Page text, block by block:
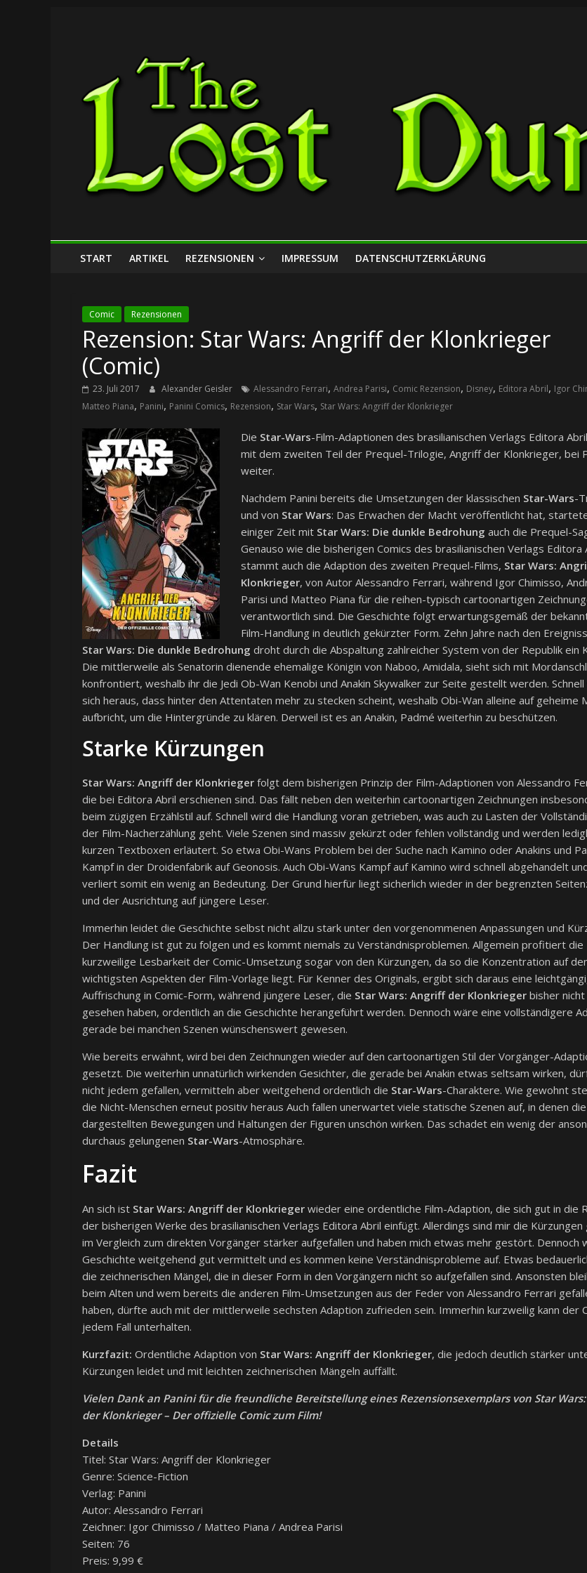
Lost
Dungeon
START ARTIKEL REZENSIONEN IMPRESSUM DATENSCHUTZERKLÄRUNG
Comic Rezensionen
Rezension: Star Wars: Angriff der Klonkrieger
(Comic)
23. Juli 2017 Alexander Geisler Alessandro Ferrari, Andrea Parisi, Comic Rezension, Disney, Editora Abril, Igor
Matteo Piana, Panini, Panini Comics, Rezension, Star Wars, Star Wars: Angriff der Klonkrieger
Die Star-Wars-Film-Adaptionen des brasilianischen Verlags Editora
mit dem zweiten Teil der Prequel-Trilogie, Angriff der Klonkrieger, bei
weiter.
Nachdem Panini bereits die Umsetzungen der klassischen Star-Wars-
und von Star Wars: Das Erwachen der Macht veröffentlicht hat,
einiger Zeit mit Star Wars: Die dunkle Bedrohung auch die Prequel-
Genauso wie die bisherigen Comics des brasilianischen Verlags Editora
stammt auch die Adaption des zweiten Prequel-Films, Star Wars:
Klonkrieger, von Autor Alessandro Ferrari, während Igor Chimisso,
Parisi und Matteo Piana für die reihen-typisch cartoonartigen
verantwortlich sind. Die Geschichte folgt erwartungsgemäß der
Film-Handlung in deutlich gekürzter Form. Zehn Jahre nach den
Star Wars: Die dunkle Bedrohung droht durch die Abspaltung zahlreicher System von der Republik ein
Die mittlerweile als Senatorin dienende ehemalige Königin von Naboo, Amidala, sieht sich mit
konfrontiert, weshalb ihr die Jedi Ob-Wan Kenobi und Anakin Skywalker zur Seite gestellt werden.
sich heraus, dass hinter den Attentaten mehr zu stecken scheint, weshalb Obi-Wan alleine auf geheime
aufbricht, um die Hintergründe zu klären. Derweil ist es an Anakin, Padmé weiterhin zu beschützen.
Starke Kürzungen
Star Wars: Angriff der Klonkrieger folgt dem bisherigen Prinzip der Film-Adaptionen von Alessandro
die bei Editora Abril erschienen sind. Das fällt neben den weiterhin cartoonartigen Zeichnungen
beim zügigen Erzählstil auf. Schnell wird die Handlung voran getrieben, was auch zu Lasten der
der Film-Nacherzählung geht. Viele Szenen sind massiv gekürzt oder fehlen vollständig und werden
kurzen Textboxen erläutert. So etwa Obi-Wans Problem bei der Suche nach Kamino oder Anakins und
Kampf in der Droidenfabrik auf Geonosis. Auch Obi-Wans Kampf auf Kamino wird schnell abgehandelt
verliert somit ein wenig an Bedeutung. Der Grund hierfür liegt sicherlich wieder in der begrenzten
und der Ausrichtung auf jüngere Leser.
Immerhin leidet die Geschichte selbst nicht allzu stark unter den vorgenommenen Anpassungen und
Der Handlung ist gut zu folgen und es kommt niemals zu Verständnisproblemen. Allgemein profitiert die
kurzweilige Lesbarkeit der Comic-Umsetzung sogar von den Kürzungen, da so die Konzentration auf
wichtigsten Aspekten der Film-Vorlage liegt. Für Kenner des Originals, ergibt sich daraus eine
Auffrischung in Comic-Form, während jüngere Leser, die Star Wars: Angriff der Klonkrieger bisher nicht
gesehen haben, ordentlich an die Geschichte herangeführt werden. Dennoch wäre eine vollständigere
gerade bei manchen Szenen wünschenswert gewesen.
Wie bereits erwähnt, wird bei den Zeichnungen wieder auf den cartoonartigen Stil der Vorgänger-
gesetzt. Die weiterhin unnatürlich wirkenden Gesichter, die gerade bei Anakin etwas seltsam wirken,
nicht jedem gefallen, vermitteln aber weitgehend ordentlich die Star-Wars-Charaktere. Wie gewohnt
die Nicht-Menschen erneut positiv heraus Auch fallen unerwartet viele statische Szenen auf, in denen die
dargestellten Bewegungen und Haltungen der Figuren unschön wirken. Das schadet ein wenig der
durchaus gelungenen Star-Wars-Atmosphäre.
Fazit
An sich ist Star Wars: Angriff der Klonkrieger wieder eine ordentliche Film-Adaption, die sich gut in die
der bisherigen Werke des brasilianischen Verlags Editora Abril einfügt. Allerdings sind mir die Kürzungen
im Vergleich zum direkten Vorgänger stärker aufgefallen und haben mich etwas mehr gestört. Dennoch
Geschichte weitgehend gut vermittelt und es kommen keine Verständnisprobleme auf. Etwas
die zeichnerischen Mängel, die in dieser Form in den Vorgängern nicht so aufgefallen sind. Ansonsten
beim Alten und wem bereits die anderen Film-Umsetzungen aus der Feder von Alessandro Ferrari
haben, dürfte auch mit der mittlerweile sechsten Adaption zufrieden sein. Immerhin kurzweilig kann der
jedem Fall unterhalten.
Kurzfazit: Ordentliche Adaption von Star Wars: Angriff der Klonkrieger, die jedoch deutlich stärker
Kürzungen leidet und mit leichten zeichnerischen Mängeln auffällt.
Vielen Dank an Panini für die freundliche Bereitstellung eines Rezensionsexemplars von Star
der Klonkrieger – Der offizielle Comic zum Film!
Details
Titel: Star Wars: Angriff der Klonkrieger
Genre: Science-Fiction
Verlag: Panini
Autor: Alessandro Ferrari
Zeichner: Igor Chimisso / Matteo Piana / Andrea Parisi
Seiten: 76
Preis: 9,99 €